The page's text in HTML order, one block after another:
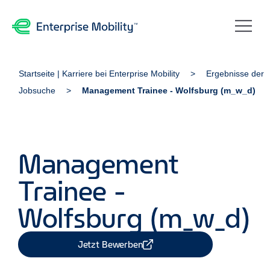
Startseite | Karriere bei Enterprise Mobility
Ergebnisse der
Jobsuche
Management Trainee - Wolfsburg (m_w_d)
Management
Trainee -
Wolfsburg (m_w_d)
Jetzt Bewerben